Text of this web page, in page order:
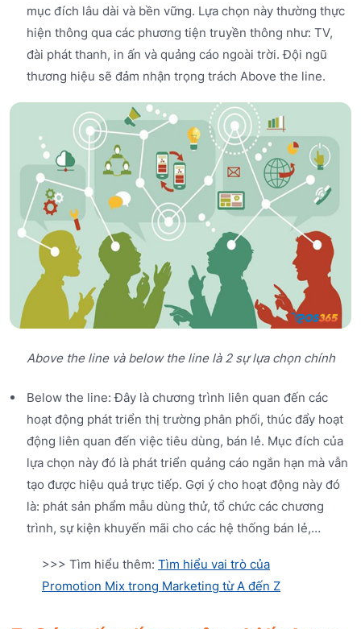
mục đích lâu dài và bền vững. Lựa chọn này thường thực
hiện thông qua các phương tiện truyền thông như: TV,
đài phát thanh, in ấn và quảng cáo ngoài trời. Đội ngũ
thương hiệu sẽ đảm nhận trọng trách Above the line.
Above the line và below the line là 2 sự lựa chọn chính
Below the line: Đây là chương trình liên quan đến các
hoạt động phát triển thị trường phân phối, thúc đẩy hoạt
động liên quan đến việc tiêu dùng, bán lẻ. Mục đích của
lựa chọn này đó là phát triển quảng cáo ngắn hạn mà vẫn
tạo được hiệu quả trực tiếp. Gợi ý cho hoạt động này đó
là: phát sản phẩm mẫu dùng thử, tổ chức các chương
trình, sự kiện khuyến mãi cho các hệ thống bán lẻ,…
>>> Tìm hiểu thêm: Tìm hiểu vai trò của
Promotion Mix trong Marketing từ A đến Z